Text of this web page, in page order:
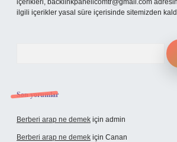
içerikleri, backlinkpanelicomtr@gmail.com
ilgili içerikler yasal süre içerisinde sitemizden
Son yorumlar
Berberi arap ne demek için admin
Berberi arap ne demek için Canan